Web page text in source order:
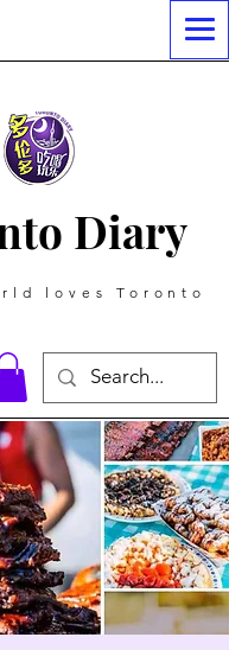
Diary
loves Toronto